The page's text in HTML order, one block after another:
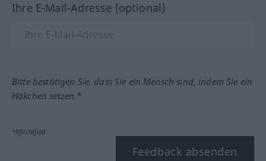
Ihre E-Mail-Adresse (optional)
Bitte bestätigen Sie, dass Sie ein Mensch sind, indem Sie ein
Häkchen setzen.*
*Pflichtfeld
Feedback absenden